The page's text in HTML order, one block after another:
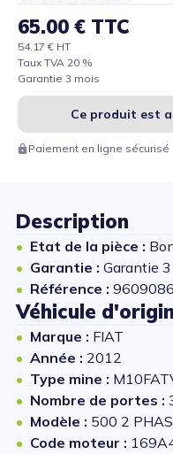
65.00 € TTC
54.17 € HT
Taux TVA 20 %
Garantie 3 mois
Ce produit est
Paiement en ligne sécurisé
Description
Etat de la pièce :
Garantie : Garantie
Référence :
Véhicule
Marque : FIAT
Année : 2012
Type mine :
Nombre de portes :
Modèle : 500 2
Code moteur :